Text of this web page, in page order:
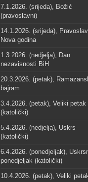
7.1.2026. (srijeda), Božić
(pravoslavni)
14.1.2026. (srijeda),
Nova godina
1.3.2026. (nedjelja), Dan
nezavisnosti BiH
20.3.2026. (petak),
bajram
3.4.2026. (petak), Veliki petak
(katolički)
5.4.2026. (nedjelja), Uskrs
(katolički)
6.4.2026. (ponedjeljak),
ponedjeljak (katolički)
10.4.2026. (petak), Veliki